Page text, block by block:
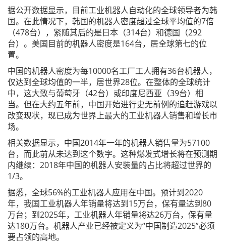
据公开数据显示，目前工业机器人自动化的全球领导者为韩
国。在此情况下，韩国的机器人密度超过全球平均值的7倍
（478台），紧随其后的是日本（314台）和德国（292
台）。美国目前的机器人密度是164台，居全球第七的位
置。
中国的机器人密度为每10000名工厂工人拥有36台机器人，
仅达到全球均值的一半，居世界28位。在整体的全球统计
中，这大致与葡萄牙（42台）或印度尼西亚（39台）相
当。但在大约五年前，中国开始进行史无前例的追赶游戏以
改变现状，现已成为世界上最大的工业机器人销售和增长市
场。
相关数据显示，中国2014年一年的机器人销售量为57100
台，而此前从未达到这个数字。这种爆发式增长将在预测期
内继续：2018年中国的机器人安装量的占比将超过世界的
1/3。
据悉，全球56%的工业机器人应用在中国。预计到2020
年，我国工业机器人年销量将达到15万台，保有量达到80
万台；到2025年，工业机器人年销量将达26万台，保有量
达180万台。机器人产业已经被定义为“中国制造2025”必须
要占领的高地。